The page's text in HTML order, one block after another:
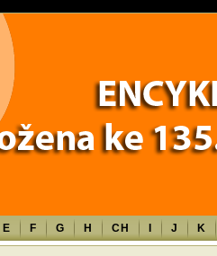
TXT - assumed 'TXT' (this will throw
E F G H CH J K